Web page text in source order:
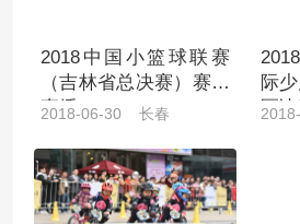
2018中国小篮球联赛
（吉林省总决赛）赛事
直播
2018-06-30 长春
际
区